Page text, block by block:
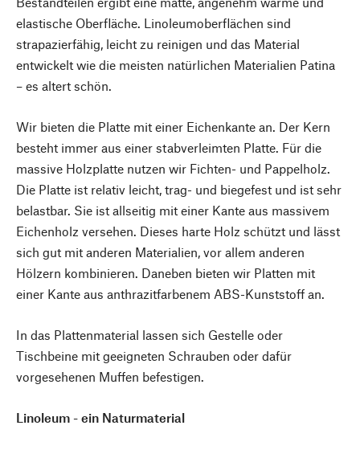
elastische Oberfläche. Linoleumoberflächen sind
strapazierfähig, leicht zu reinigen und das Material
entwickelt wie die meisten natürlichen Materialien Patina
– es altert schön.
Wir bieten die Platte mit einer Eichenkante an. Der Kern
besteht immer aus einer stabverleimten Platte. Für die
massive Holzplatte nutzen wir Fichten- und Pappelholz.
Die Platte ist relativ leicht, trag- und biegefest und ist sehr
belastbar. Sie ist allseitig mit einer Kante aus massivem
Eichenholz versehen. Dieses harte Holz schützt und lässt
sich gut mit anderen Materialien, vor allem anderen
Hölzern kombinieren. Daneben bieten wir Platten mit
einer Kante aus anthrazitfarbenem ABS-Kunststoff an.
In das Plattenmaterial lassen sich Gestelle oder
Tischbeine mit geeigneten Schrauben oder dafür
vorgesehenen Muffen befestigen.
Linoleum - ein Naturmaterial